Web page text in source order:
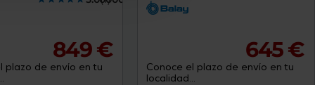
849 €
plazo de envío en tu
645 €
Conoce el plazo de envío en tu
localidad...